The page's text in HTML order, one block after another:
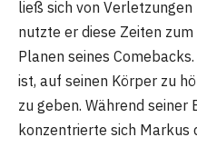
ließ sich von
nutzte er diese Zeiten
Planen seines
ist, auf seinen Körper zu
zu geben. Während seiner
konzentrierte sich Markus